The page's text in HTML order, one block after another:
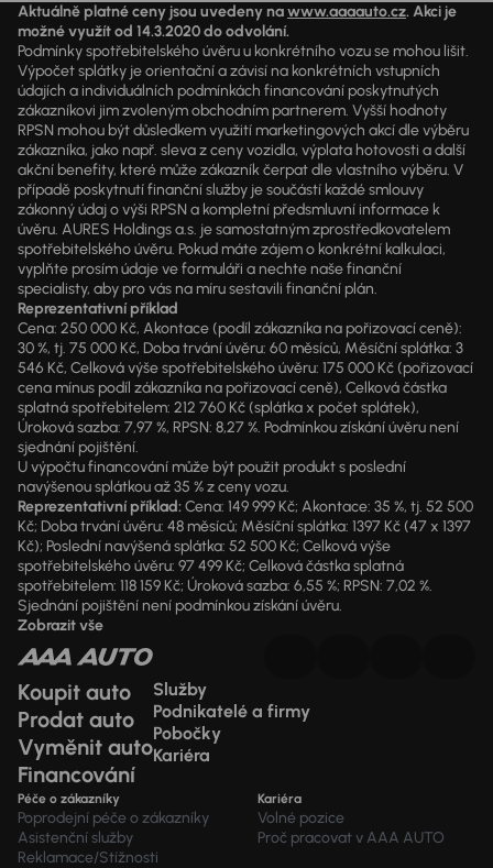
Aktuálně platné ceny jsou uvedeny nawww.aaaauto.cz. Akci je
možné využít od 14.3.2020 do odvolání.
Podmínky spotřebitelského úvěru u konkrétního vozu se mohou lišit.
Výpočet splátky je orientační a závisí na konkrétních vstupních
údajích a individuálních podmínkách financování poskytnutých
zákazníkovi jim zvoleným obchodním partnerem. Vyšší hodnoty
RPSN mohou být důsledkem využití marketingových akcí dle výběru
zákazníka, jako např. sleva z ceny vozidla, výplata hotovosti a další
akční benefity, které může zákazník čerpat dle vlastního výběru. V
případě poskytnutí finanční služby je součástí každé smlouvy
zákonný údaj o výši RPSN a kompletní předsmluvní informace k
úvěru. AURES Holdings a.s. je samostatným zprostředkovatelem
spotřebitelského úvěru. Pokud máte zájem o konkrétní kalkulaci,
vyplňte prosím údaje ve formuláři a nechte naše finanční
specialisty, aby pro vás na míru sestavili finanční plán.
Reprezentativní příklad
Cena: 250 000 Kč, Akontace (podíl zákazníka na pořizovací ceně):
30 %, tj. 75 000 Kč, Doba trvání úvěru: 60 měsíců, Měsíční splátka: 3
546 Kč, Celková výše spotřebitelského úvěru: 175 000 Kč (pořizovací
cena mínus podíl zákazníka na pořizovací ceně), Celková částka
splatná spotřebitelem: 212 760 Kč (splátka x počet splátek),
Úroková sazba: 7,97 %, RPSN: 8,27 %. Podmínkou získání úvěru není
sjednání pojištění.
U výpočtu financování může být použit produkt s poslední
navýšenou splátkou až 35 % z ceny vozu.
Reprezentativní příklad:Cena: 149 999 Kč; Akontace: 35 %, tj. 52 500
Kč; Doba trvání úvěru: 48 měsíců; Měsíční splátka: 1397 Kč (47 x 1397
Kč); Poslední navýšená splátka: 52 500 Kč; Celková výše
spotřebitelského úvěru: 97 499 Kč; Celková částka splatná
spotřebitelem: 118 159 Kč; Úroková sazba: 6,55 %; RPSN: 7,02 %.
Sjednání pojištění není podmínkou získání úvěru.
Zobrazit vše
Koupit auto
Prodat auto
Vyměnit auto
Financování
Služby
Podnikatelé a firmy
Pobočky
Kariéra
Péče o zákazníky
Poprodejní péče o zákazníky
Asistenční služby
Reklamace/Stížnosti
Kariéra
Volné pozice
Proč pracovat v AAA AUTO